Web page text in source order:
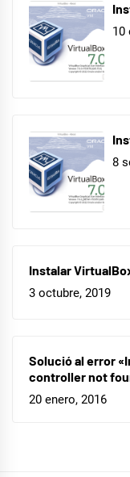
10
8
Instalar
3 octubre, 2019
Solució al error
controller not
20 enero, 2016